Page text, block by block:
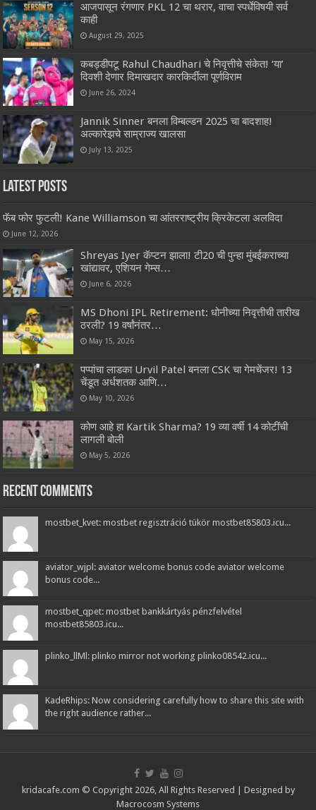
आजपासून रंगणार PKL 12 चा थरार, वाचा स्पर्धेविषयी सर्व
काही
August 29, 2025
कबड्डीपटू Rahul Chaudhari चे निवृत्तीचे संकेत! ‘या’
दिवशी देणार दिमाखदार कारकिर्दीला पूर्णविराम
June 26, 2024
Jannik Sinner बनला विम्बल्डन 2025 चा बादशाह!
अल्कारेझचे साम्राज्य खालसा
July 13, 2025
Latest Posts
फॅब फोर फुटली! Kane Williamson चा आंतरराष्ट्रीय क्रिकेटला अलविदा
June 12, 2026
Shreyas Iyer कॅप्टन झाला! टी20 ची पुन्हा मुंबईकराच्या
खांद्यावर, एशियन गेम्स…
June 6, 2026
MS Dhoni IPL Retirement: धोनीच्या निवृत्तीची तारीख
ठरली? 19 वर्षांनंतर…
May 15, 2026
पप्पांचा लाडका Urvil Patel बनला CSK चा गेमचेंजर! 13
चेंडूत अर्धशतक आणि…
May 10, 2026
कोण आहे हा Kartik Sharma? 19 व्या वर्षी 14 कोटींची
लागली बोली
May 5, 2026
Recent Comments
mostbet_kvet: mostbet regisztráció tükör mostbet85803.icu...
aviator_wjpl: aviator welcome bonus code aviator welcome
bonus code...
mostbet_qpet: mostbet bankkártyás pénzfelvétel
mostbet85803.icu...
plinko_llMl: plinko mirror not working plinko08542.icu...
KadeRhips: Now considering carefully how to share this site with
the right audience rather...
kridacafe.com © Copyright 2026, All Rights Reserved | Designed by
Macrocosm Systems